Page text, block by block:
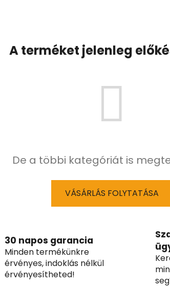
A terméket jelenleg
De a többi kategóriát is
VÁSÁRLÁS FOLYTATÁSA
30 napos garancia
Minden termékünkre
érvényes, indoklás nélkül
érvényesítheted!